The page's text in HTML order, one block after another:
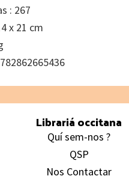
: 267
x 21 cm
Librariá occitana
Quí sem-nos ?
QSP
Nos Contactar